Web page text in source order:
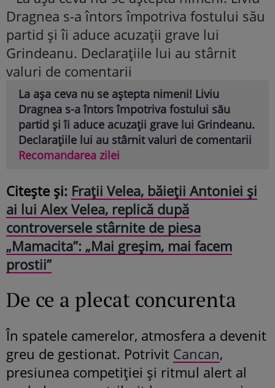
La așa ceva nu se aștepta nimeni! Liviu
Dragnea s-a întors împotriva fostului său
partid și îi aduce acuzații grave lui Grindeanu.
Declarațiile lui au stârnit valuri de comentarii
Recomandarea zilei
Citește și: Frații Velea, băieții Antoniei și
ai lui Alex Velea, replică după
controversele stârnite de piesa
„Mamacita”: „Mai greșim, mai facem
prostii”
De ce a plecat concurenta
În spatele camerelor, atmosfera a devenit
greu de gestionat. Potrivit Cancan,
presiunea competiției și ritmul alert al